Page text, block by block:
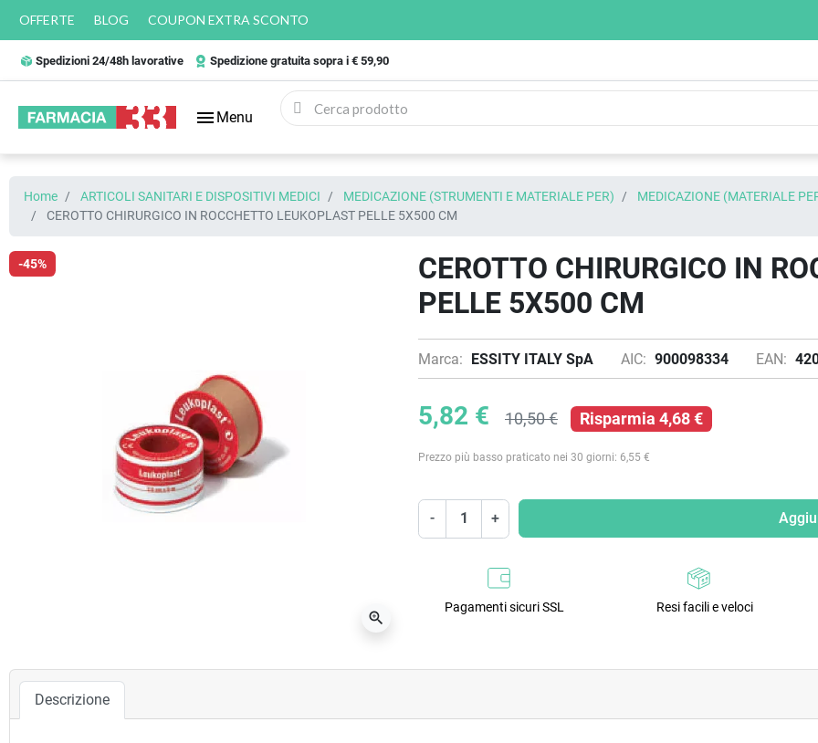
OFFERTE BLOG COUPON EXTRA SCONTO
Spedizioni 24/48h lavorative Spedizione gratuita sopra i € 59,90
menu Menu
Home ARTICOLI SANITARI E DISPOSITIVI MEDICI MEDICAZIONE (STRUMENTI E MATERIALE PER) MEDICAZIONE (MATERIALE
CEROTTO CHIRURGICO IN ROCCHETTO LEUKOPLAST PELLE 5X500 CM
-45%
zoom_in
CEROTTO CHIRURGICO IN
PELLE 5X500 CM
Marca: ESSITY ITALY SpA AIC: 900098334 EAN:
5,82 € 10,50 € Risparmia 4,68 €
Prezzo più basso praticato nei 30 giorni: 6,55 €
- +
Pagamenti sicuri SSL Resi facili e veloci
Descrizione